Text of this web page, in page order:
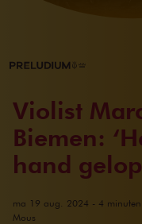
Violist
Biemen:
hand
ma 19 aug. 2024 - 4 minuten
Mous